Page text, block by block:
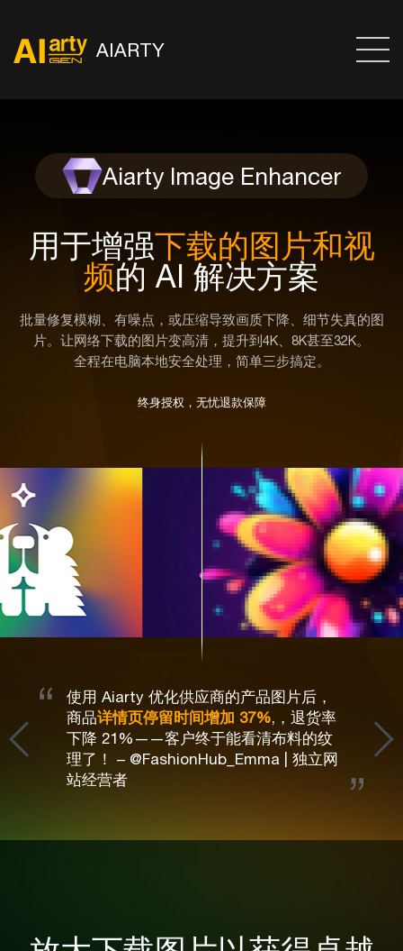
AIARTY
Aiarty Image Enhancer
用于增强下载的图片和视
频的 AI 解决方案
批量修复模糊、有噪点，或压缩导致画质下降、细节失真的图
片。让网络下载的图片变高清，提升到4K、8K甚至32K。
全程在电脑本地安全处理，简单三步搞定。
终身授权，无忧退款保障
使用 Aiarty 优化供应商的产品图片后，
商品详情页停留时间增加 37%,，退货率
下降 21%——客户终于能看清布料的纹
理了！ – @FashionHub_Emma | 独立网
站经营者